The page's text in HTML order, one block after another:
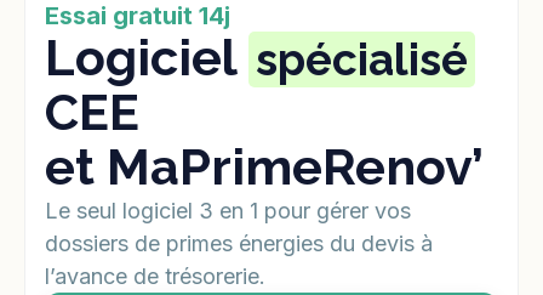
Essai gratuit 14j
Logiciel spécialisé
CEE
et MaPrimeRenov’
Le seul logiciel 3 en 1 pour gérer vos
dossiers de primes énergies du devis à
l’avance de trésorerie.